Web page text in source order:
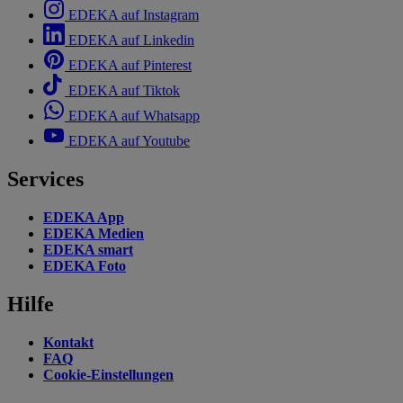
EDEKA auf Instagram
EDEKA auf Linkedin
EDEKA auf Pinterest
EDEKA auf Tiktok
EDEKA auf Whatsapp
EDEKA auf Youtube
Services
EDEKA App
EDEKA Medien
EDEKA smart
EDEKA Foto
Hilfe
Kontakt
FAQ
Cookie-Einstellungen